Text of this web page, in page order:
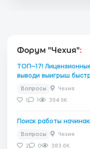
Форум "Чехия":
ТОП~17!
выводи выигрыш
Вопросы Чехия
1 1 394.9K
Поиск работы
Вопросы Чехия
2 0 383.6K